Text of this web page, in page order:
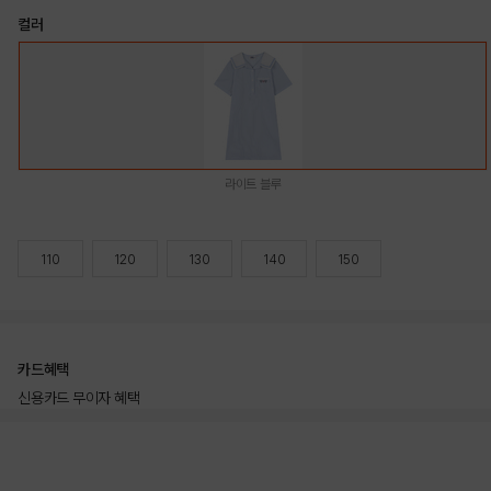
컬러
라이트 블루
110 120 130 140 150
카드혜택
신용카드 무이자 혜택